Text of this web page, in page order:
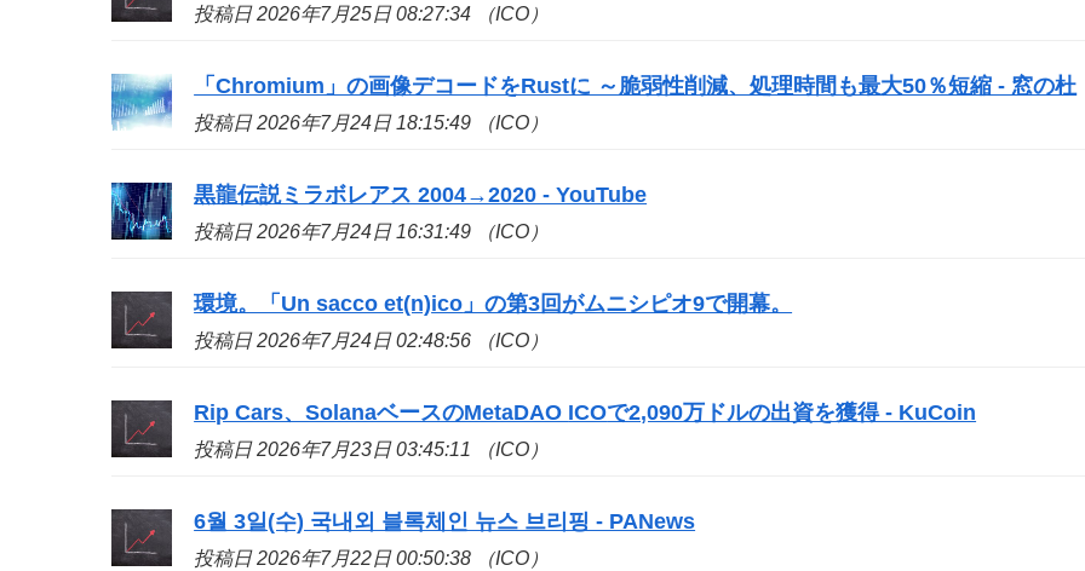
投稿日 2026年7月25日 08:27:34 （ICO）
「Chromium」の画像デコードをRustに ～脆弱性削減、処理時間も最大50％短縮 - 窓の杜
投稿日 2026年7月24日 18:15:49 （ICO）
黒龍伝説ミラボレアス 2004→2020 - YouTube
投稿日 2026年7月24日 16:31:49 （ICO）
環境。「Un sacco et(n)ico 」の第3回がムニシピオ9で開幕。
投稿日 2026年7月24日 02:48:56 （ICO）
Rip Cars、SolanaベースのMetaDAO ICOで2,090万ドルの出資を獲得 - KuCoin
投稿日 2026年7月23日 03:45:11 （ICO）
6월 3일(수) 국내외 블록체인 뉴스 브리핑 - PANews
投稿日 2026年7月22日 00:50:38 （ICO）